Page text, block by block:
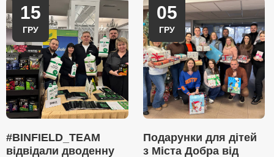
15
ГРУ
#BINFIELD_TEAM
відвідали дводенну
05
ГРУ
Подарунки для дітей
з Міста Добра від